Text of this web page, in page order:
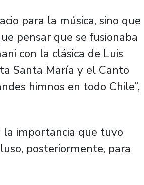
para la música, sino que
pensar que se fusionaba
con la clásica de Luis
Santa María y el Canto
himnos en todo Chile”,
importancia que tuvo
posteriormente, para